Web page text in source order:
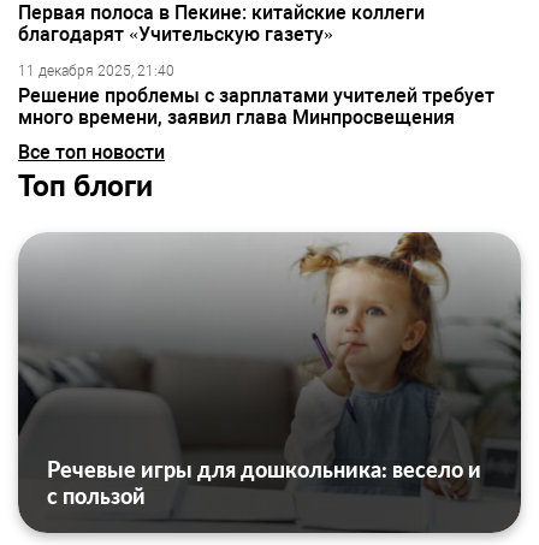
Первая полоса в Пекине: китайские коллеги
благодарят «Учительскую газету»
11 декабря 2025, 21:40
Решение проблемы с зарплатами учителей требует
много времени, заявил глава Минпросвещения
Все топ новости
Топ блоги
Речевые игры для дошкольника: весело и
с пользой